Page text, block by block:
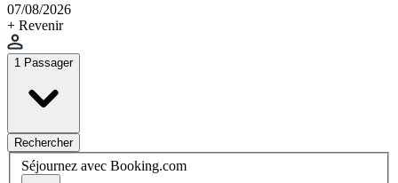
07/08/2026
+ Revenir
1 Passager
Rechercher
Séjournez avec Booking.com